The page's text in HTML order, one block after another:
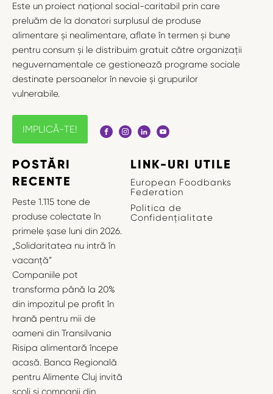
Este un proiect național social-caritabil prin care
preluăm de la donatori surplusul de produse
alimentare și nealimentare, aflate în termen și bune
pentru consum și le distribuim gratuit către organizații
neguvernamentale ce gestionează programe sociale
destinate persoanelor în nevoie și grupurilor
vulnerabile.
IMPLICĂ-TE!
POSTĂRI
RECENTE
Peste 1.115 tone de
produse colectate în
primele șase luni din 2026.
„Solidaritatea nu intră în
vacanță”
Companiile pot
transforma până la 20%
din impozitul pe profit în
hrană pentru mii de
oameni din Transilvania
Risipa alimentară începe
acasă. Banca Regională
pentru Alimente Cluj invită
școli și companii din
LINK-URI UTILE
European Foodbanks
Federation
Politica de
Confidențialitate